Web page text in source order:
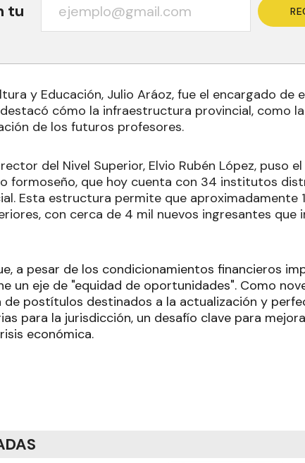
tu
y Educación, Julio Aráoz, fue el encargado de
destacó cómo la infraestructura provincial, como
de los futuros profesores.
del Nivel Superior, Elvio Rubén López, puso
formoseño, que hoy cuenta con 34 institutos
Esta estructura permite que aproximadamente
con cerca de 4 mil nuevos ingresantes que
a pesar de los condicionamientos financieros
un eje de "equidad de oportunidades". Como
postítulos destinados a la actualización y
para la jurisdicción, un desafío clave para
económica.